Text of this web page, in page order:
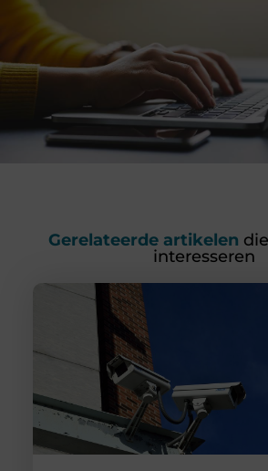
Gerelateerde artikelen
interesseren